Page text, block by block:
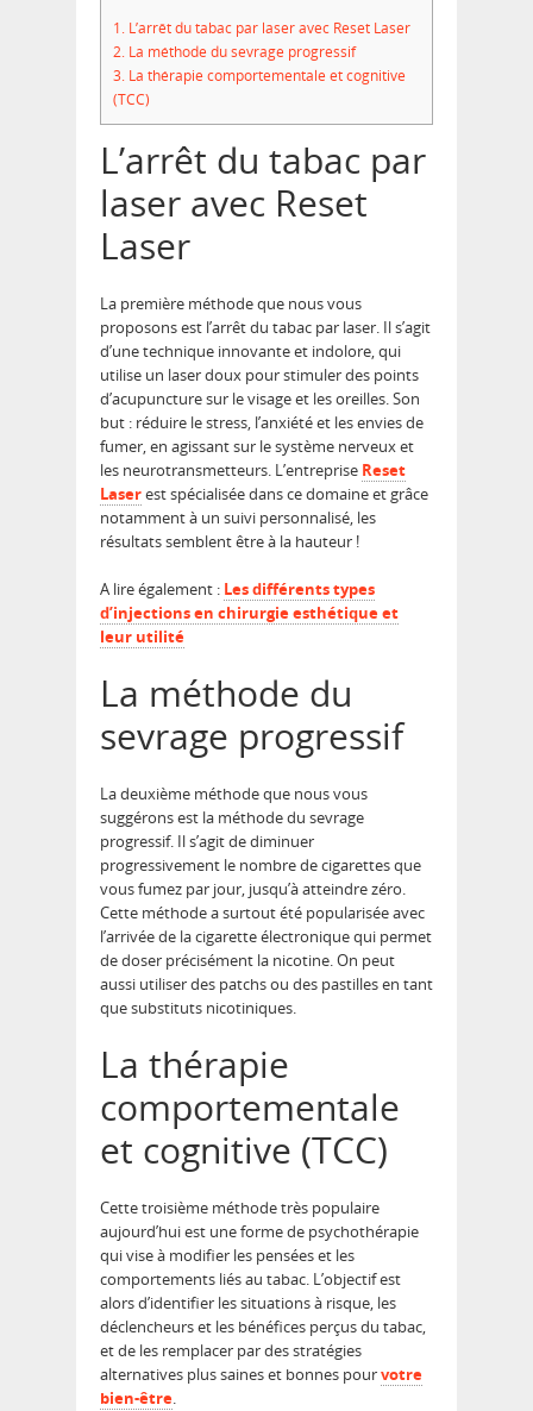
1. L’arrêt du tabac par laser avec Reset Laser
2. La méthode du sevrage progressif
3. La thérapie comportementale et cognitive
(TCC)
L’arrêt du tabac par
laser avec Reset
Laser
La première méthode que nous vous
proposons est l’arrêt du tabac par laser. Il s’agit
d’une technique innovante et indolore, qui
utilise un laser doux pour stimuler des points
d’acupuncture sur le visage et les oreilles. Son
but : réduire le stress, l’anxiété et les envies de
fumer, en agissant sur le système nerveux et
les neurotransmetteurs. L’entreprise Reset
Laserest spécialisée dans ce domaine et grâce
notamment à un suivi personnalisé, les
résultats semblent être à la hauteur !
A lire également : Les différents types
d’injections en chirurgie esthétique et
leur utilité
La méthode du
sevrage progressif
La deuxième méthode que nous vous
suggérons est la méthode du sevrage
progressif. Il s’agit de diminuer
progressivement le nombre de cigarettes que
vous fumez par jour, jusqu’à atteindre zéro.
Cette méthode a surtout été popularisée avec
l’arrivée de la cigarette électronique qui permet
de doser précisément la nicotine. On peut
aussi utiliser des patchs ou des pastilles en tant
que substituts nicotiniques.
La thérapie
comportementale
et cognitive (TCC)
Cette troisième méthode très populaire
aujourd’hui est une forme de psychothérapie
qui vise à modifier les pensées et les
comportements liés au tabac. L’objectif est
alors d’identifier les situations à risque, les
déclencheurs et les bénéfices perçus du tabac,
et de les remplacer par des stratégies
alternatives plus saines et bonnes pourvotre
bien-être.